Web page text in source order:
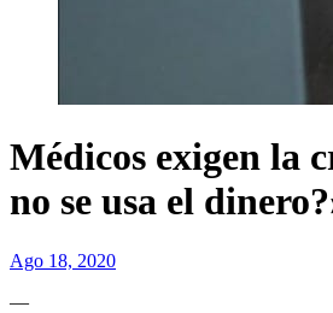
Médicos exigen la
no se usa el
Ago 18, 2020
—